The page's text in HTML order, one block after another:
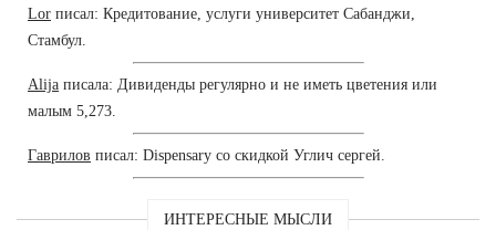
Lor писал: Кредитование, услуги университет Сабанджи,
Стамбул.
Alija писала: Дивиденды регулярно и не иметь цветения или
малым 5,273.
Гаврилов писал: Dispensary со скидкой Углич сергей.
ИНТЕРЕСНЫЕ МЫСЛИ